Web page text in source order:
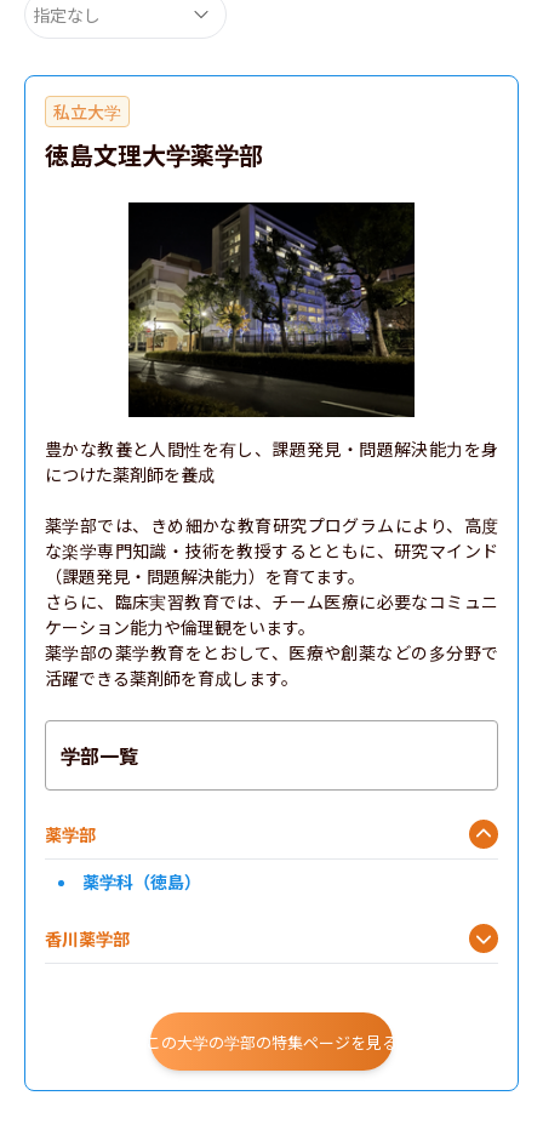
指定なし
私立大学
徳島文理大学薬学部
豊かな教養と人間性を有し、課題発見・問題解決能力を身
につけた薬剤師を養成
薬学部では、きめ細かな教育研究プログラムにより、高度
な楽学専門知識・技術を教授するとともに、研究マインド
（課題発見・問題解決能力）を育てます。
さらに、臨床実習教育では、チーム医療に必要なコミュニ
ケーション能力や倫理観をいます。
薬学部の薬学教育をとおして、医療や創薬などの多分野で
活躍できる薬剤師を育成します。
学部一覧
薬学部
薬学科（徳島）
香川薬学部
この大学の学部の特集ページを見る